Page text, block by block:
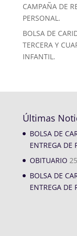
CAMPAÑA DE
PERSONAL.
BOLSA DE
TERCERA Y
INFANTIL.
Últimas
BOLSA DE
ENTREGA DE
OBITUARIO
BOLSA DE
ENTREGA DE